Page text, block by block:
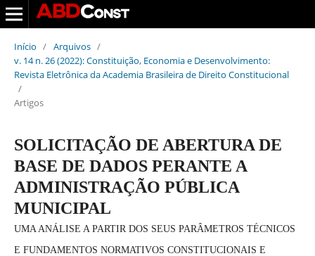
Início / Arquivos /
v. 14 n. 26 (2022): Constituição, Economia e Desenvolvimento:
Revista Eletrônica da Academia Brasileira de Direito Constitucional
/
Artigos
SOLICITAÇÃO DE ABERTURA DE
BASE DE DADOS PERANTE A
ADMINISTRAÇÃO PÚBLICA
MUNICIPAL
UMA ANÁLISE A PARTIR DOS SEUS PARÂMETROS TÉCNICOS
E FUNDAMENTOS NORMATIVOS CONSTITUCIONAIS E